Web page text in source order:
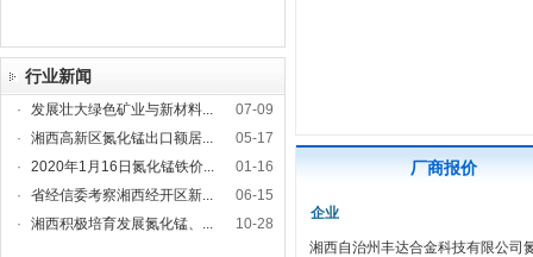
行业新闻
· 发展壮大绿色矿业与新材料...
07-09
·
湘西高新区氮化锰出口额居...
05-17
·
2020年1月16日氮化锰铁价...
01-16
·
省经信委考察湘西经开区新...
06-15
·
湘西积极培育发展氮化锰、... 10-28
厂商报价
企业
湘西自治州丰达合金科技有限公司